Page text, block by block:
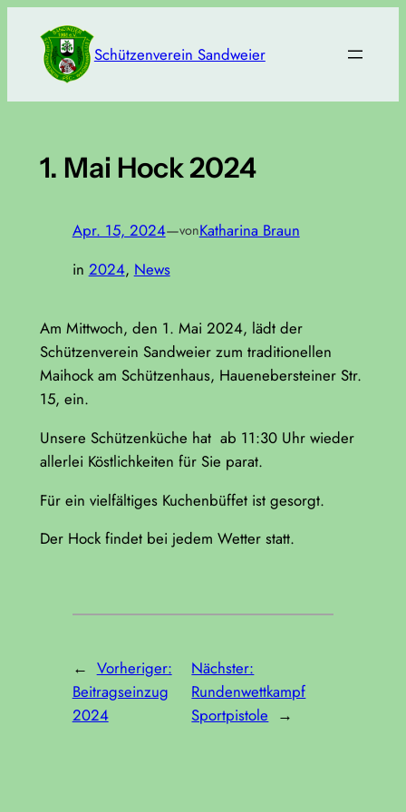
Inhalt
springen
Schützenverein Sandweier
1. Mai Hock 2024
Apr. 15, 2024—vonKatharina Braun
in 2024, News
Am Mittwoch, den 1. Mai 2024, lädt der
Schützenverein Sandweier zum traditionellen
Maihock am Schützenhaus, Hauenebersteiner Str.
15, ein.
Unsere Schützenküche hat ab 11:30 Uhr wieder
allerlei Köstlichkeiten für Sie parat.
Für ein vielfältiges Kuchenbüffet ist gesorgt.
Der Hock findet bei jedem Wetter statt.
← Vorheriger:
Beitragseinzug
2024
Nächster:
Rundenwettkampf
Sportpistole →